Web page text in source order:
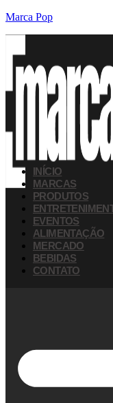
Marca Pop
INÍCIO
MARCAS
PRODUTOS
EVENTOS
ALIMENTAÇÃO
MERCADO
BEBIDAS
CONTATO